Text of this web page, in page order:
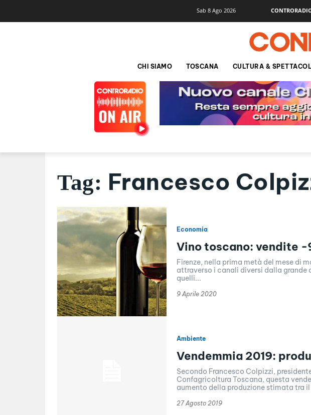
Sab 8 Ago 2026
CHI SIAMO TOSCANA CULTURA &
Tag: Francesco
Economia
Vino toscano: vendite -
Firenze, nella prima metà del mese di
attraverso i canali diversi dalla grande
quelli...
9 Aprile 2020
Ambiente
Vendemmia 2019:
Secondo Francesco Colpizzi,
Confagricoltura Toscana, questa
aumento della produzione stimata tra il
27 Agosto 2019